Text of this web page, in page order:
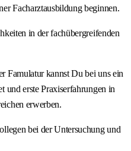
Facharztausbildung beginnen.
in der fachübergreifenden
Famulatur kannst Du bei uns ein
und erste Praxiserfahrungen in
erwerben.
bei der Untersuchung und